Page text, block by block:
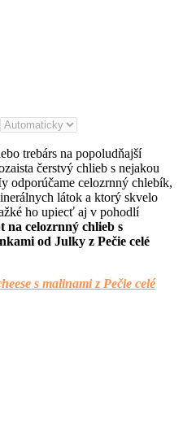
trebárs na popoludňajší
čerstvý chlieb s nejakou
odporúčame celozrnný chlebík,
látok a ktorý skvelo
ho upiecť aj v pohodlí
na celozrnný chlieb s
od Julky z Pečie celé
s malinami z Pečie celé